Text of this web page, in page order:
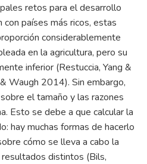
retos para el desarrollo
con países más ricos, estas
considerablemente
en la agricultura, pero su
inferior (Restuccia, Yang &
Waugh 2014). Sin embargo,
el tamaño y las razones
Esto se debe a que calcular la
hay muchas formas de hacerlo
cómo se lleva a cabo la
distintos (Bils,